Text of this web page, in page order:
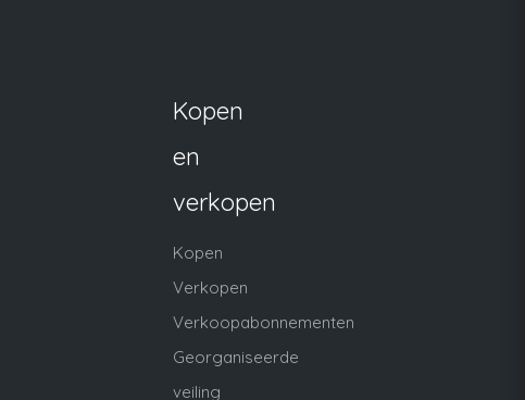
Kopen
en
verkopen
Kopen
Verkopen
Verkoopabonnementen
Georganiseerde
veiling